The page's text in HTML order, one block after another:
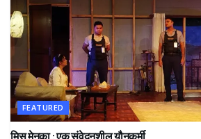
FEATURED
मिस मेनुका : एक संवेदनशील यौनकर्मी